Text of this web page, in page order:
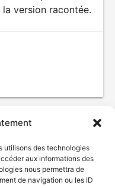
utilisons des technologies
aux informations des
nous permettra de
de navigation ou les ID
version racontée.